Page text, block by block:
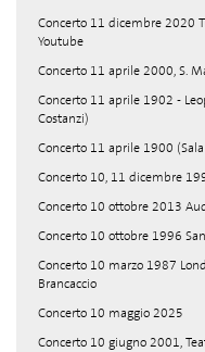
Concerto 11 dicembre 2020
Youtube
Concerto 11 aprile 2000, S.
Concerto 11 aprile 1902 -
Costanzi)
Concerto 11 aprile 1900
Concerto 10, 11 dicembre
Concerto 10 ottobre 2013
Concerto 10 ottobre 1996
Concerto 10 marzo 1987
Brancaccio
Concerto 10 maggio 2025
Concerto 10 giugno 2001,